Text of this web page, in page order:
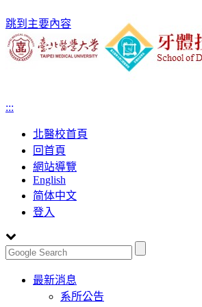
跳到主要內容
:::
北醫校首頁
回首頁
網站導覽
English
简体中文
登入
Toggle
navigation
最新消息
系所公告